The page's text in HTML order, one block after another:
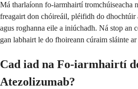
Má tharlaíonn fo-iarmhairtí tromchúiseacha
freagairt don chóireáil, pléifidh do dhochtúir
agus roghanna eile a iniúchadh. Ná stop an
gan labhairt le do fhoireann cúraim sláinte ar
Cad iad na Fo-iarmhairtí
Atezolizumab?